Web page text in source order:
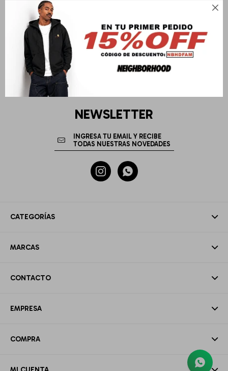

Sin cambio
CATEGORÍAS
MARCAS
CONTACTO
EMPRESA
COMPRA
NEWSLETTER
 